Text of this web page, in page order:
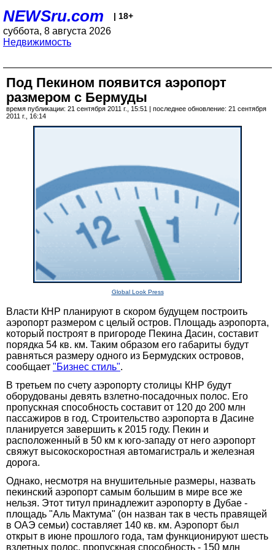
NEWSru.com | 18+
суббота, 8 августа 2026
Недвижимость
Под Пекином появится аэропорт
размером с Бермуды
время публикации: 21 сентября 2011 г., 15:51 | последнее обновление: 21 сентября
2011 г., 16:14
Global Look Press
Власти КНР планируют в скором будущем построить
аэропорт размером с целый остров. Площадь аэропорта,
который построят в пригороде Пекина Дасин, составит
порядка 54 кв. км. Таким образом его габариты будут
равняться размеру одного из Бермудских островов,
сообщает "Бизнес стиль".
В третьем по счету аэропорту столицы КНР будут
оборудованы девять взлетно-посадочных полос. Его
пропускная способность составит от 120 до 200 млн
пассажиров в год. Строительство аэропорта в Дасине
планируется завершить к 2015 году. Пекин и
расположенный в 50 км к юго-западу от него аэропорт
свяжут высокоскоростная автомагистраль и железная
дорога.
Однако, несмотря на внушительные размеры, назвать
пекинский аэропорт самым большим в мире все же
нельзя. Этот титул принадлежит аэропорту в Дубае -
площадь "Аль Мактума" (он назван так в честь правящей
в ОАЭ семьи) составляет 140 кв. км. Аэропорт был
открыт в июне прошлого года, там функционируют шесть
взлетных полос, пропускная способность - 150 млн